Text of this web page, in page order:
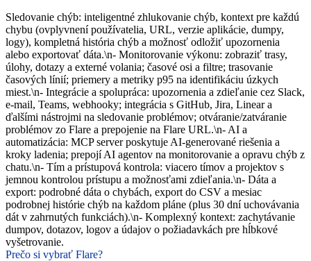
Sledovanie chýb: inteligentné zhlukovanie chýb, kontext pre každú
chybu (ovplyvnení používatelia, URL, verzie aplikácie, dumpy,
logy), kompletná história chýb a možnosť odložiť upozornenia
alebo exportovať dáta.\n- Monitorovanie výkonu: zobraziť trasy,
úlohy, dotazy a externé volania; časové osi a filtre; trasovanie
časových línií; priemery a metriky p95 na identifikáciu úzkych
miest.\n- Integrácie a spolupráca: upozornenia a zdieľanie cez Slack,
e‑mail, Teams, webhooky; integrácia s GitHub, Jira, Linear a
ďalšími nástrojmi na sledovanie problémov; otváranie/zatváranie
problémov zo Flare a prepojenie na Flare URL.\n- AI a
automatizácia: MCP server poskytuje AI‑generované riešenia a
kroky ladenia; prepojí AI agentov na monitorovanie a opravu chýb z
chatu.\n- Tím a prístupová kontrola: viacero tímov a projektov s
jemnou kontrolou prístupu a možnosťami zdieľania.\n- Dáta a
export: podrobné dáta o chybách, export do CSV a mesiac
podrobnej histórie chýb na každom pláne (plus 30 dní uchovávania
dát v zahrnutých funkciách).\n- Komplexný kontext: zachytávanie
dumpov, dotazov, logov a údajov o požiadavkách pre hĺbkové
vyšetrovanie.
Prečo si vybrať Flare?